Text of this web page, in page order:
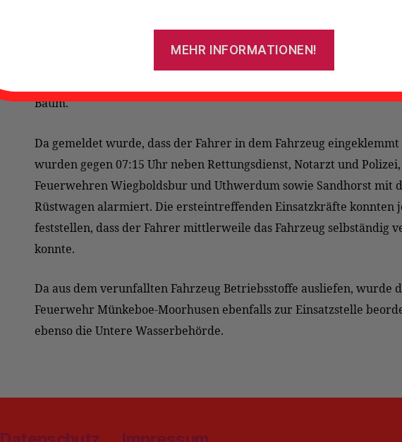
Baum.
Da gemeldet wurde, dass der Fahrer in dem Fahrzeug eingeklemmt
wurden gegen 07:15 Uhr neben Rettungsdienst, Notarzt und
Feuerwehren Wiegboldsbur und Uthwerdum sowie Sandhorst mit
Rüstwagen alarmiert. Die ersteintreffenden Einsatzkräfte konnten
feststellen, dass der Fahrer mittlerweile das Fahrzeug selbständig
konnte.
Da aus dem verunfallten Fahrzeug Betriebsstoffe ausliefen, wurde
Feuerwehr Münkeboe-Moorhusen ebenfalls zur Einsatzstelle
ebenso die Untere Wasserbehörde.
MEHR INFORMATIONEN!